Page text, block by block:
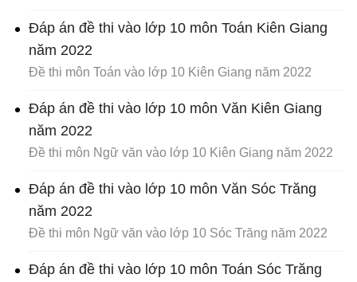
Đáp án đề thi vào lớp 10 môn Toán Kiên Giang
năm 2022
Đề thi môn Toán vào lớp 10 Kiên Giang năm 2022
Đáp án đề thi vào lớp 10 môn Văn Kiên Giang
năm 2022
Đề thi môn Ngữ văn vào lớp 10 Kiên Giang năm 2022
Đáp án đề thi vào lớp 10 môn Văn Sóc Trăng
năm 2022
Đề thi môn Ngữ văn vào lớp 10 Sóc Trăng năm 2022
Đáp án đề thi vào lớp 10 môn Toán Sóc Trăng